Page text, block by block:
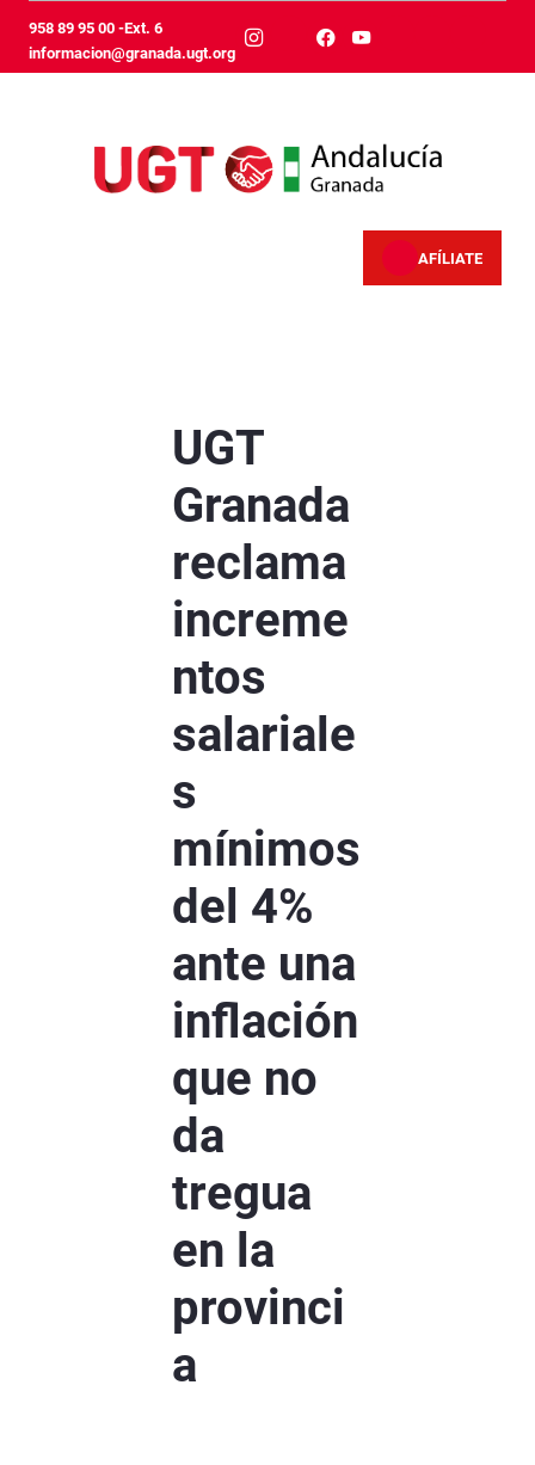
Skip to Main Content
958 89 95 00 -Ext. 6
informacion@granada.ugt.org
AFÍLIATE
UGT
Granada
reclama
increme
ntos
salariale
s
mínimos
del 4%
ante una
inflación
que no
da
tregua
en la
provinci
a